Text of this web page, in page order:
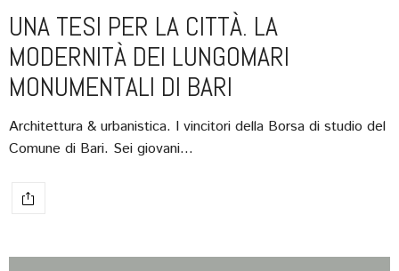
UNA TESI PER LA CITTÀ. LA
MODERNITÀ DEI LUNGOMARI
MONUMENTALI DI BARI
Architettura & urbanistica. I vincitori della Borsa di studio del
Comune di Bari. Sei giovani…